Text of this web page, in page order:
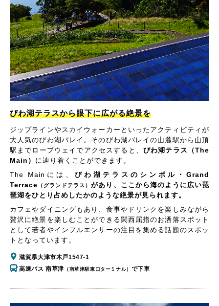
びわ湖テラスから眼下に広がる絶景を
ジップラインやスカイウォーカーといったアクティビティが
大人気のびわ湖バレイ。そのびわ湖バレイの山麓駅から山頂
駅までロープウェイでアクセスすると、 びわ湖テラス（The
Main） に辿り着くことができます。
The Mainには、 びわ湖テラスのシンボル・Grand
Terrace （グランドテラス）があり、ここから海のように広い琵
琶湖をひとり占めしたかのような絶景が見られます。
カフェやダイニングもあり、食事やドリンクを楽しみながら
贅沢に絶景を楽しむことができる関西屈指のお洒落スポット
として若者やインフルエンサーの注目を集める話題のスポッ
トとなっています。
滋賀県大津市木戸1547-1
高速バス 南草津 （南草津駅東口ターミナル） で下車